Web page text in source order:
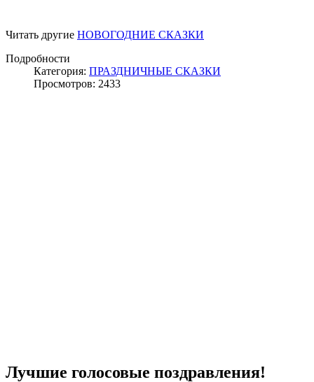
Читать другие НОВОГОДНИЕ СКАЗКИ
Подробности
Категория: ПРАЗДНИЧНЫЕ СКАЗКИ
Просмотров: 2433
Лучшие голосовые поздравления!